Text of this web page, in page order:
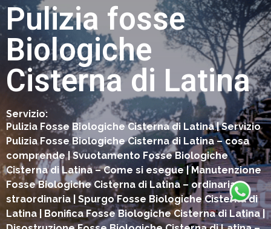
Pulizia fosse
Biologiche
Cisterna di Latina
Servizio:
Pulizia Fosse Biologiche Cisterna di Latina | Servizio
Pulizia Fosse Biologiche Cisterna di Latina – cosa
comprende | Svuotamento Fosse Biologiche
Cisterna di Latina – Come si esegue | Manutenzione
Fosse Biologiche Cisterna di Latina – ordinaria e
straordinaria | Spurgo Fosse Biologiche Cisterna di
Latina | Bonifica Fosse Biologiche Cisterna di Latina |